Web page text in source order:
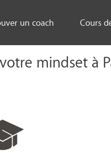
un coach Cours
mindset à